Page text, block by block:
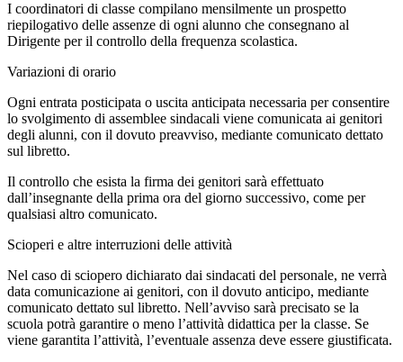
I coordinatori di classe compilano mensilmente un prospetto
riepilogativo delle assenze di ogni alunno che consegnano al
Dirigente per il controllo della frequenza scolastica.
Variazioni di orario
Ogni entrata posticipata o uscita anticipata necessaria per consentire
lo svolgimento di assemblee sindacali viene comunicata ai genitori
degli alunni, con il dovuto preavviso, mediante comunicato dettato
sul libretto.
Il controllo che esista la firma dei genitori sarà effettuato
dall’insegnante della prima ora del giorno successivo, come per
qualsiasi altro comunicato.
Scioperi e altre interruzioni delle attività
Nel caso di sciopero dichiarato dai sindacati del personale, ne verrà
data comunicazione ai genitori, con il dovuto anticipo, mediante
comunicato dettato sul libretto. Nell’avviso sarà precisato se la
scuola potrà garantire o meno l’attività didattica per la classe. Se
viene garantita l’attività, l’eventuale assenza deve essere giustificata.